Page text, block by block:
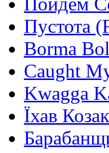
Пустота
Borma
Caught
Kwagga
Їхав